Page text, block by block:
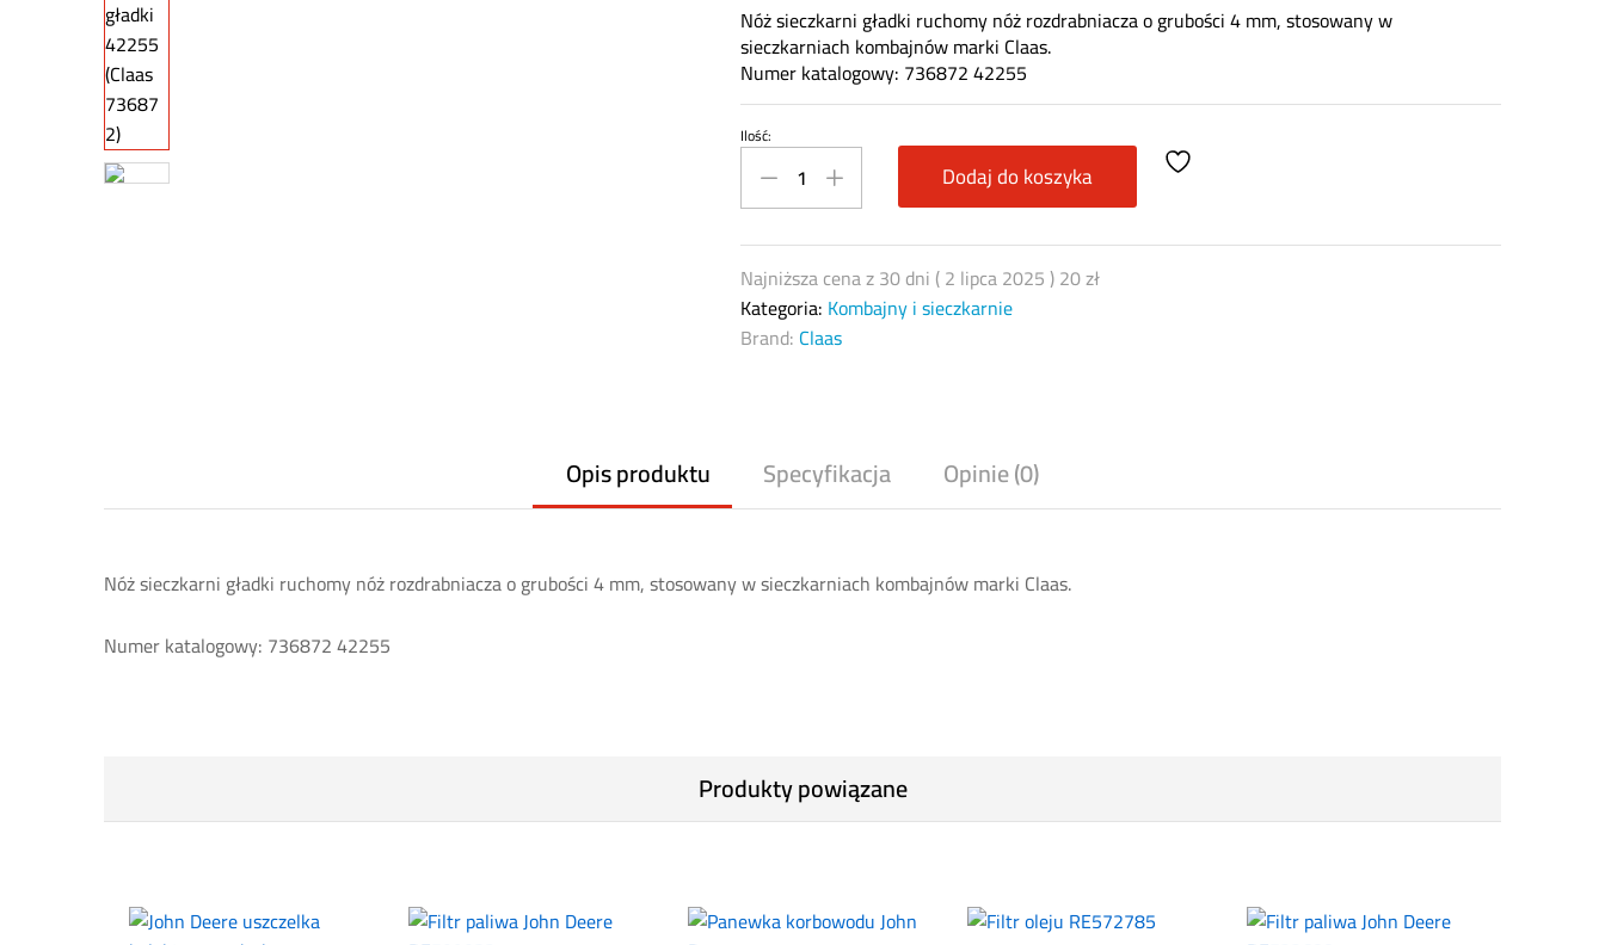
Nóż sieczkarni gładki ruchomy nóż rozdrabniacza o grubości 4 mm, stosowany w
sieczkarniach kombajnów marki Claas.
Numer katalogowy: 736872 42255
Nóż
sieczkarni
gładki
736872)
quantity
Ilość:
Dodaj do koszyka
Najniższa cena z 30 dni (2 lipca 2025)20zł
Kategoria: Kombajny i sieczkarnie
Brand: Claas
Opis produktu Specyfikacja Opinie (0)
Nóż sieczkarni gładki ruchomy nóż rozdrabniacza o grubości 4 mm, stosowany w sieczkarniach kombajnów marki Claas.
Numer katalogowy: 736872 42255
Produkty powiązane